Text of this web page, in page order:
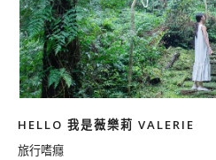
HELLO 我是薇樂莉 VALERIE
旅行嗜癮